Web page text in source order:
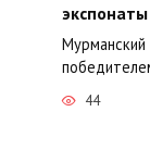
Мурманский
44